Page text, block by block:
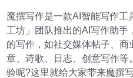
魔撰写作是一款AI智能写作
工坊」团队推出的AI写作助手
的写作，如社交媒体帖子、
章、诗歌、日志、创意写作
验呢?这里就给大家带来魔撰